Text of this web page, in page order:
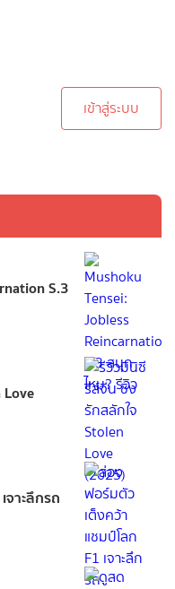
เข้าสู่ระบบ
S.3
าะลึกรถ